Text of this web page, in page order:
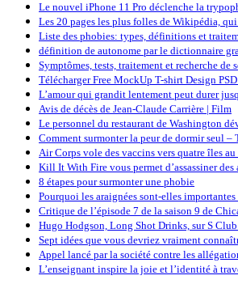
Le nouvel iPhone 11 Pro déclenche la
Les 20 pages les plus folles de Wikipédia,
Liste des phobies: types, définitions et
définition de autonome par le dictionnaire
Symptômes, tests, traitement et recherche de
Télécharger Free MockUp T-shirt Design
L’amour qui grandit lentement peut durer
Avis de décès de Jean-Claude Carrière | Film
Le personnel du restaurant de Washington
Comment surmonter la peur de dormir seul –
Air Corps vole des vaccins vers quatre îles
Kill It With Fire vous permet d’assassiner
8 étapes pour surmonter une phobie
Pourquoi les araignées sont-elles
Critique de l’épisode 7 de la saison 9 de
Hugo Hodgson, Long Shot Drinks, sur S
Sept idées que vous devriez vraiment
Appel lancé par la société contre les
L’enseignant inspire la joie et l’identité à